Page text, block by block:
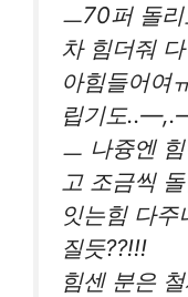
ㅡ70퍼 돌
차 힘더줘
아힘들어여
립기도
ㅡ 나즁엔
고 조금씩
잇는힘 다
질듯??!!!
힘센 분은